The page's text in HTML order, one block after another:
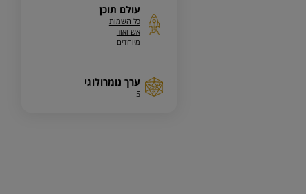
עולם תוכן
כל השמות
אש ואור
מיוחדים
ערך נומרולוגי
5